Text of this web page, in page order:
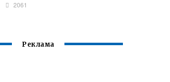
2061
Реклама